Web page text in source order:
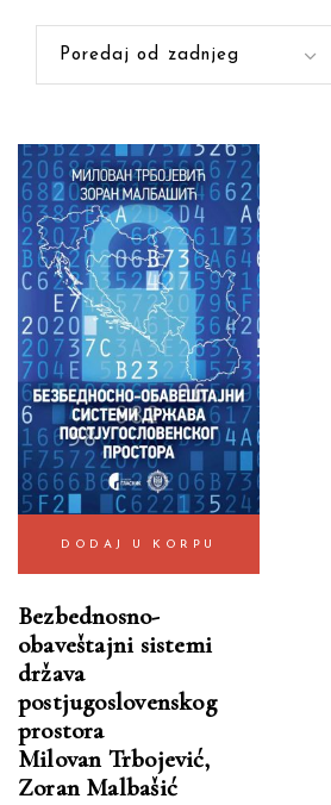
Poredaj od zadnjeg
DODAJ U KORPU
Bezbednosno-
obaveštajni sistemi
država
postjugoslovenskog
prostora
Milovan Trbojević,
Zoran Malbašić